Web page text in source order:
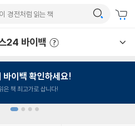
24 바이백
바이백 확인하세요!
은 책 최고가로 삽니다!